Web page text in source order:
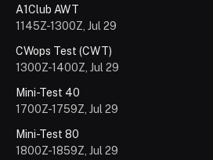
A1Club AWT
1145Z-1300Z, Jul 29
CWops Test (CWT)
1300Z-1400Z, Jul 29
Mini-Test 40
1700Z-1759Z, Jul 29
Mini-Test 80
1800Z-1859Z, Jul 29